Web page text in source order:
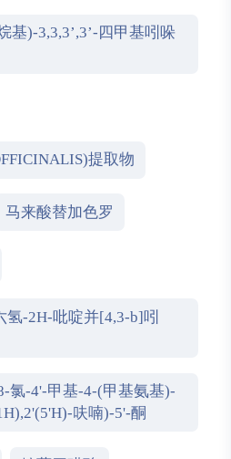
基)-3,3,3’,3’-四甲基吲哚
提取物
马来酸替加色罗
氢-2H-吡啶并[4,3-b]吲
氯-4'-甲基-4-(甲基氨基)-
呋喃)-5'-酮